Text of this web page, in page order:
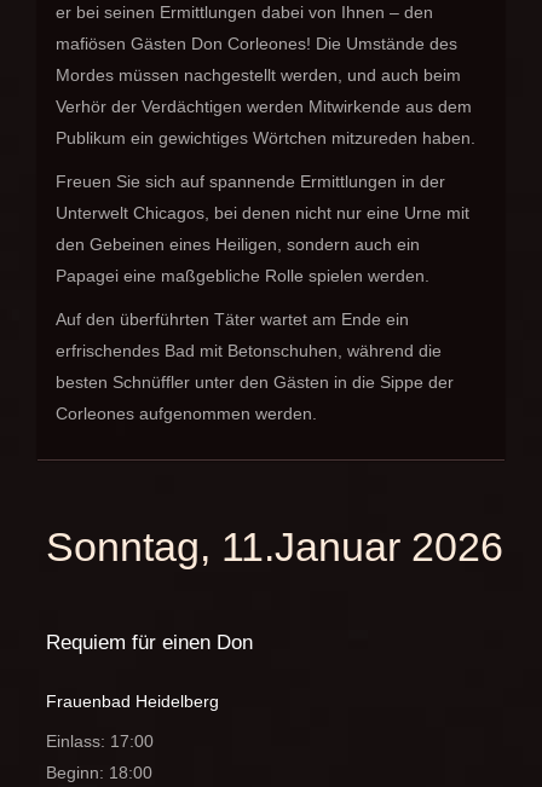
er bei seinen Ermittlungen dabei von Ihnen – den
mafiösen Gästen Don Corleones! Die Umstände des
Mordes müssen nachgestellt werden, und auch beim
Verhör der Verdächtigen werden Mitwirkende aus dem
Publikum ein gewichtiges Wörtchen mitzureden haben.
Freuen Sie sich auf spannende Ermittlungen in der
Unterwelt Chicagos, bei denen nicht nur eine Urne mit
den Gebeinen eines Heiligen, sondern auch ein
Papagei eine maßgebliche Rolle spielen werden.
Auf den überführten Täter wartet am Ende ein
erfrischendes Bad mit Betonschuhen, während die
besten Schnüffler unter den Gästen in die Sippe der
Corleones aufgenommen werden.
Sonntag, 11.Januar 2026
Requiem für einen Don
Frauenbad Heidelberg
Einlass: 17:00
Beginn: 18:00